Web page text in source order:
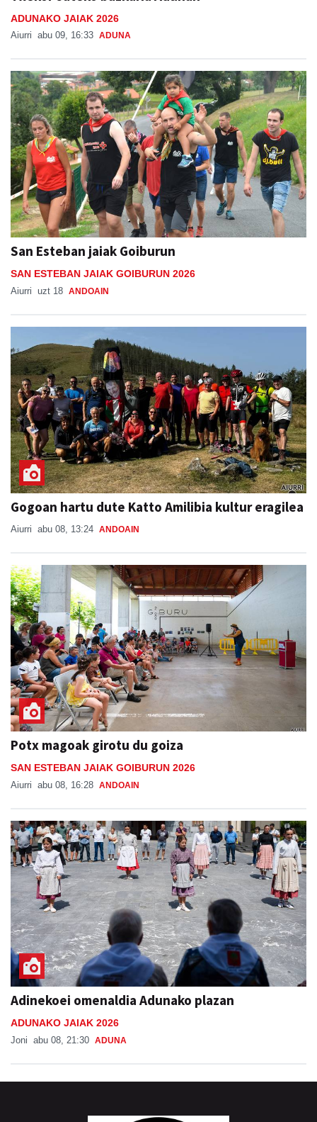
ADUNAKO JAIAK 2026
Aiurri abu 09, 16:33 ADUNA
San Esteban jaiak Goiburun
SAN ESTEBAN JAIAK GOIBURUN 2026
Aiurri uzt 18 ANDOAIN
Gogoan hartu dute Katto Amilibia kultur eragilea
Aiurri abu 08, 13:24 ANDOAIN
Potx magoak girotu du goiza
SAN ESTEBAN JAIAK GOIBURUN 2026
Aiurri abu 08, 16:28 ANDOAIN
Adinekoei omenaldia Adunako plazan
ADUNAKO JAIAK 2026
Joni abu 08, 21:30 ADUNA